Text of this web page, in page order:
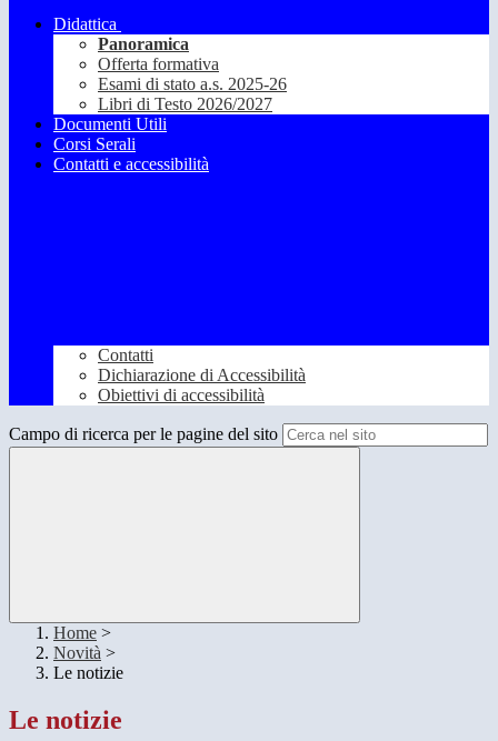
Didattica
Panoramica
Offerta formativa
Esami di stato a.s. 2025-26
Libri di Testo 2026/2027
Documenti Utili
Corsi Serali
Contatti e accessibilità
Contatti
Dichiarazione di Accessibilità
Obiettivi di accessibilità
Campo di ricerca per le pagine del sito
Home >
Novità >
Le notizie
Le notizie